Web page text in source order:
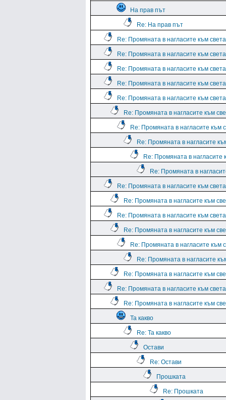
На прав път
Re: На прав път
Re: Промяната в нагласите към
Re: Промяната в нагласите към
Re: Промяната в нагласите към
Re: Промяната в нагласите към
Re: Промяната в нагласите към
Re: Промяната в нагласите към
Re: Промяната в нагласите към
Re: Промяната в нагласите
Re: Промяната в нагласите
Re: Промяната в
Re: Промяната в нагласите към
Re: Промяната в нагласите към
Re: Промяната в нагласите към
Re: Промяната в нагласите към
Re: Промяната в нагласите към
Re: Промяната в нагласите
Re: Промяната в нагласите към
Re: Промяната в нагласите към
Re: Промяната в нагласите към
Та какво
Re: Та какво
Остави
Re: Остави
Прошката
Re: Прошката